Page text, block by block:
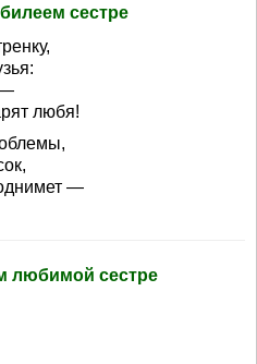
сестре
—
любя!
—
любимой сестре